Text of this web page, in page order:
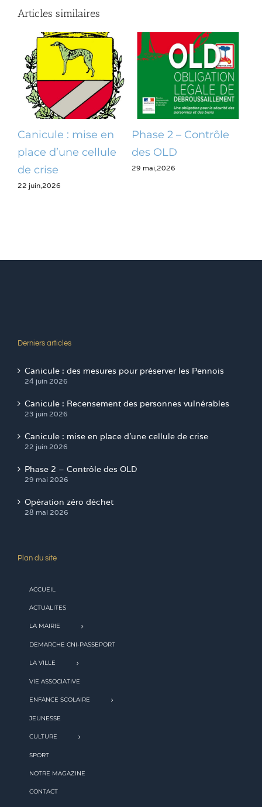
Articles similaires
Canicule : mise en
place d’une cellule
de crise
22 juin,2026
Phase 2 – Contrôle
des OLD
29 mai,2026
Derniers articles
Canicule : des mesures pour préserver les Pennois
24 juin 2026
Canicule : Recensement des personnes vulnérables
23 juin 2026
Canicule : mise en place d’une cellule de crise
22 juin 2026
Phase 2 – Contrôle des OLD
29 mai 2026
Opération zéro déchet
28 mai 2026
Plan du site
ACCUEIL
ACTUALITES
LA MAIRIE
DEMARCHE CNI-PASSEPORT
LA VILLE
VIE ASSOCIATIVE
ENFANCE SCOLAIRE
JEUNESSE
CULTURE
SPORT
NOTRE MAGAZINE
CONTACT